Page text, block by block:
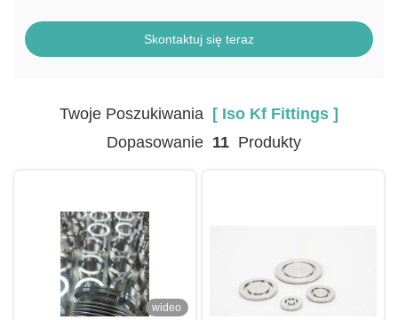
Skontaktuj się teraz
Twoje Poszukiwania [ Iso Kf Fittings ]
Dopasowanie 11Produkty
wideo